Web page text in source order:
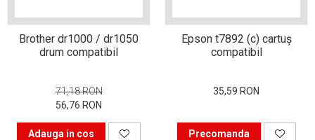
pentru imprimare?
de sesiune
5 Idei de afaceri în era
digitală
Brother dr1000 / dr1050
drum compatibil
71,18 RON
56,76 RON
Adauga in cos
Epson t7892 (c) cartuş
compatibil
35,59 RON
Precomanda